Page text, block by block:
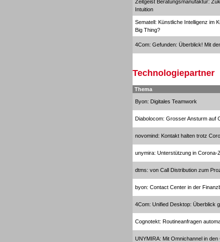
Zeitgeist Beratungsmanufaktur:
Intuition
Sematell: Künstliche Intelligenz im
Big Thing?
4Com: Gefunden: Überblick! Mit
Technologiepartner
Thema
Byon: Digitales Teamwork
Diabolocom: Grosser Ansturm auf
novomind: Kontakt halten trotz
unymira: Unterstützung in Corona-
dtms: von Call Distribution zum
byon: Contact Center in der
4Com: Unified Desktop: Überblick
Cognotekt: Routineanfragen
UNYMIRA: Mit Omnichannel in